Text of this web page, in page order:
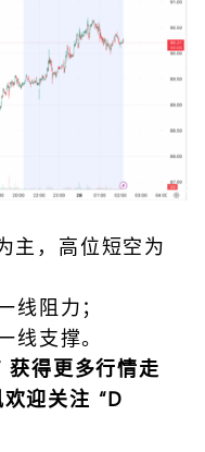
主，高位短空为
线阻力；
线支撑。
获得更多行情走
迎关注 “D